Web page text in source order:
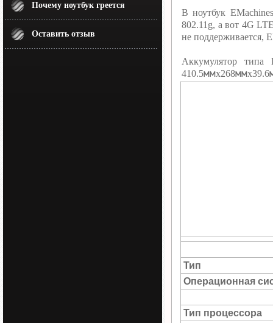
Почему ноутбук греется
Оставить отзыв
В ноутбук
802.11g, а вот 4G
не поддерживается,
Аккумулятор типа
410.5ммх268ммх39.6
Тип
Операционная
Тип процессора